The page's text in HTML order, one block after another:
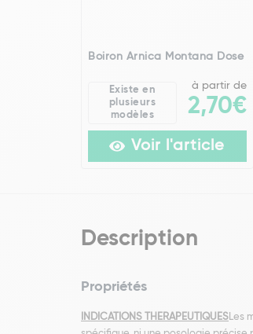
Boiron Arnica Montana Dose
Existe en
plusieurs
modèles
à partir de
2,70€
Voir l'article
Description
Propriétés
INDICATIONS THERAPEUTIQUESLes